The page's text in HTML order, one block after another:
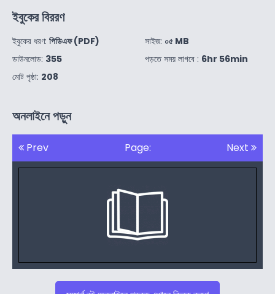
ইবুকের বিররণ
ইবুকের ধরণ: পিডিএফ (PDF)
ডাউনলোড: 355
মোট পৃষ্ঠা: 208
সাইজ: ০৫ MB
পড়তে সময় লাগবে : 6hr 56min
অনলাইনে পড়ুন
Prev Page: Next